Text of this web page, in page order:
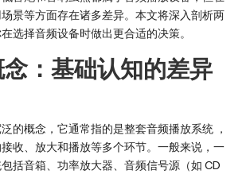
景等方面存在诸多差异。本文将深入剖析两
选择音频设备时做出更合适的决策。
：基础认知的差异
的概念，它通常指的是整套音频播放系统 ，
收、放大和播放等多个环节。一般来说，一
括音箱、功率放大器、音频信号源（如 CD